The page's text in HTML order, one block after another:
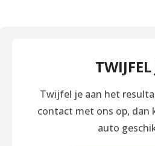
TWIJFEL
Twijfel je aan het
contact met ons op,
auto